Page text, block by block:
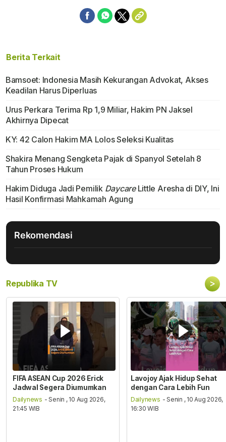
Berita Terkait
Bamsoet: Indonesia Masih Kekurangan Advokat, Akses
Keadilan Harus Diperluas
Urus Perkara Terima Rp 1,9 Miliar, Hakim PN Jaksel
Akhirnya Dipecat
KY: 42 Calon Hakim MA Lolos Seleksi Kualitas
Shakira Menang Sengketa Pajak di Spanyol Setelah 8
Tahun Proses Hukum
Hakim Diduga Jadi Pemilik DaycareLittle Aresha di DIY, Ini
Hasil Konfirmasi Mahkamah Agung
Rekomendasi
Republika TV >
FIFA ASEAN Cup 2026 Erick
Jadwal Segera Diumumkan
Dailynews - Senin , 10 Aug 2026,
21:45 WIB
Lavojoy Ajak Hidup Sehat
dengan Cara Lebih Fun
Dailynews - Senin , 10 Aug 2026,
16:30 WIB